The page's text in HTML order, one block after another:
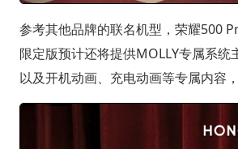
参考其他品牌的联名机型，荣耀500
限定版预计还将提供MOLLY专属系统
以及开机动画、充电动画等专属内容